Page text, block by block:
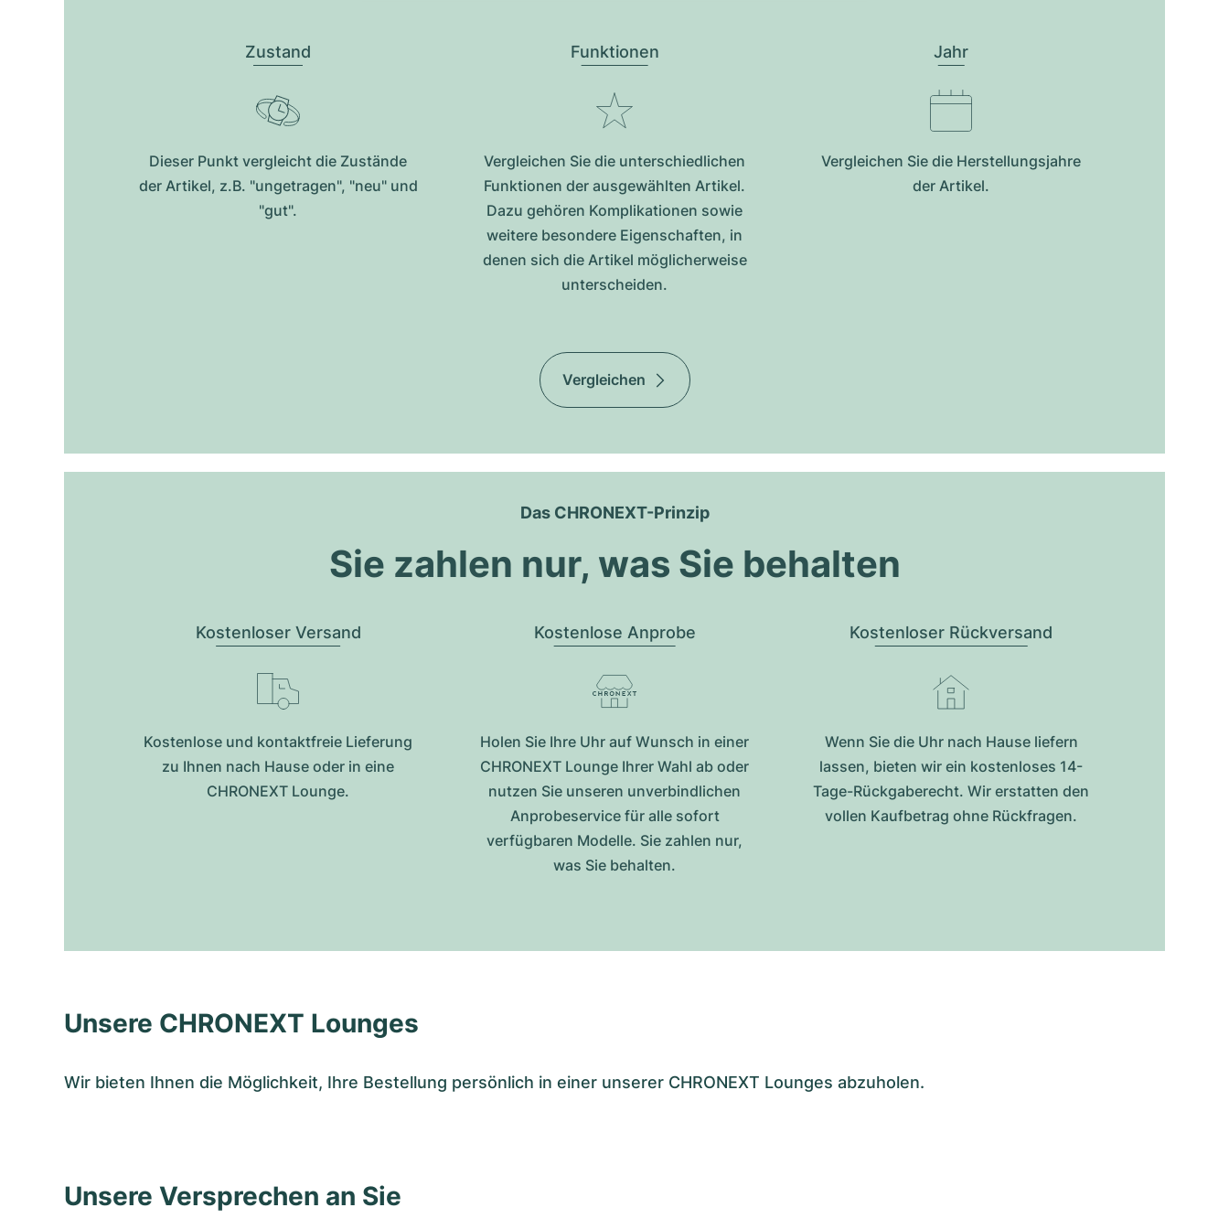
Zustand
Dieser Punkt vergleicht die Zustände
der Artikel, z.B. "ungetragen", "neu" und
"gut".
Funktionen
Vergleichen Sie die unterschiedlichen
Funktionen der ausgewählten Artikel.
Dazu gehören Komplikationen sowie
weitere besondere Eigenschaften, in
denen sich die Artikel möglicherweise
unterscheiden.
Jahr
Vergleichen Sie die Herstellungsjahre
der Artikel.
Vergleichen
Das CHRONEXT-Prinzip
Sie zahlen nur, was Sie behalten
Kostenloser Versand
Kostenlose und kontaktfreie Lieferung
zu Ihnen nach Hause oder in eine
CHRONEXT Lounge.
Kostenlose Anprobe
Holen Sie Ihre Uhr auf Wunsch in einer
CHRONEXT Lounge Ihrer Wahl ab oder
nutzen Sie unseren unverbindlichen
Anprobeservice für alle sofort
verfügbaren Modelle. Sie zahlen nur,
was Sie behalten.
Kostenloser Rückversand
Wenn Sie die Uhr nach Hause liefern
lassen, bieten wir ein kostenloses 14-
Tage-Rückgaberecht. Wir erstatten den
vollen Kaufbetrag ohne Rückfragen.
Unsere CHRONEXT Lounges
Wir bieten Ihnen die Möglichkeit, Ihre Bestellung persönlich in einer unserer CHRONEXT Lounges abzuholen.
Unsere Versprechen an Sie